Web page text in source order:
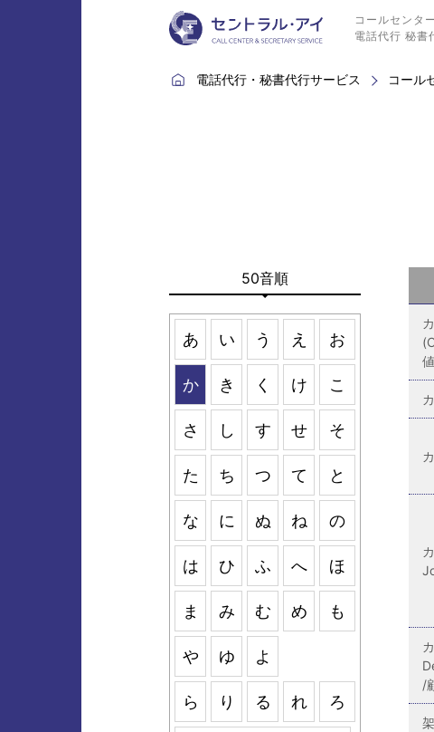
コールセンタ
電話代行 秘書代
電話代行・秘書代行サービス コール
50音順
あ い う え お
か き く け こ
さ し す せ そ
た ち つ て と
な に ぬ ね の
は ひ ふ へ ほ
ま み む め も
や ゆ よ
ら り る れ ろ
値
/